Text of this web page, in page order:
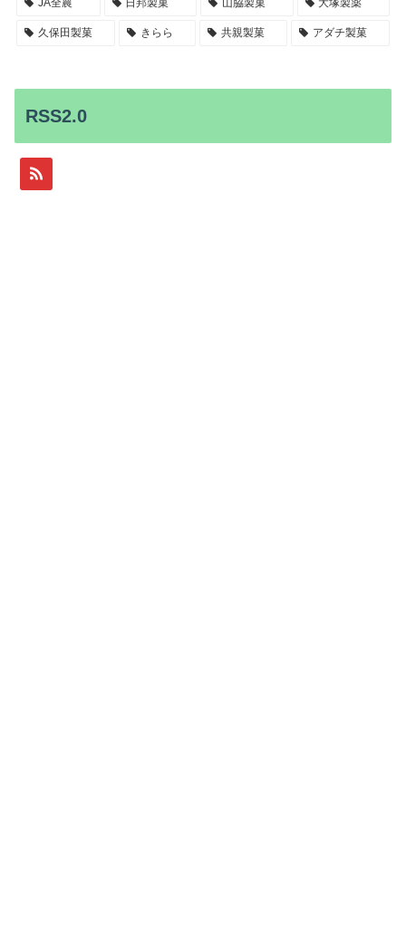
JA全農 日邦製菓 山脇製菓 大塚製薬
久保田製菓 きらら 共親製菓 アダチ製菓
RSS2.0